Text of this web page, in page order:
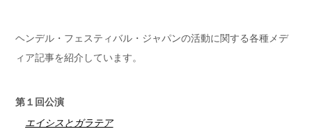
Goods
グッズ
ご支援
ヘンデル・フェスティバル・ジャパンの活動に関する各種メデ
ィア記事を紹介しています。
第１回公演
エイシスとガラテア